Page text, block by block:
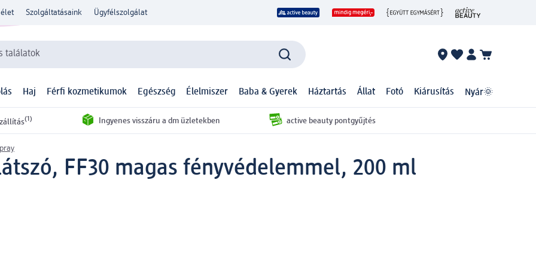
élet Szolgáltatásaink Ügyfélszolgálat
találatok
Haj Férfi kozmetikumok Egészség Élelmiszer Baba & Gyerek Háztartás Állat Fotó Kiárusítás Nyár🌞
(1) Ingyenes visszáru a dm üzletekben active beauty pontgyűjtés
FF30 magas fényvédelemmel, 200 ml